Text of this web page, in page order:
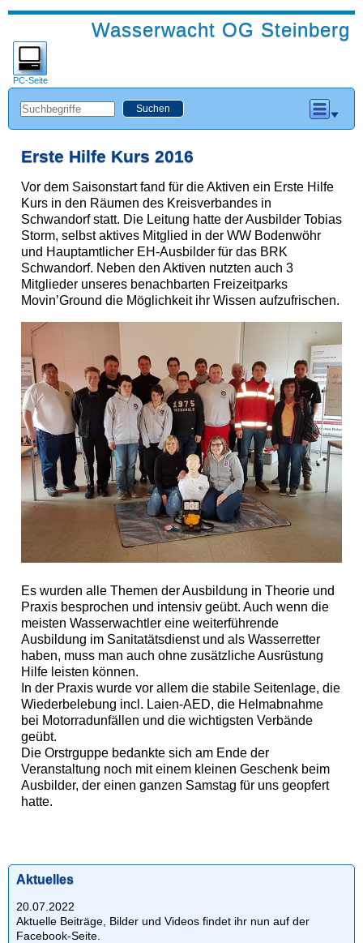
Wasserwacht OG Steinberg
PC-Seite
Erste Hilfe Kurs 2016
Vor dem Saisonstart fand für die Aktiven ein Erste Hilfe
Kurs in den Räumen des Kreisverbandes in
Schwandorf statt. Die Leitung hatte der Ausbilder Tobias
Storm, selbst aktives Mitglied in der WW Bodenwöhr
und Hauptamtlicher EH-Ausbilder für das BRK
Schwandorf. Neben den Aktiven nutzten auch 3
Mitglieder unseres benachbarten Freizeitparks
Movin’Ground die Möglichkeit ihr Wissen aufzufrischen.
Es wurden alle Themen der Ausbildung in Theorie und
Praxis besprochen und intensiv geübt. Auch wenn die
meisten Wasserwachtler eine weiterführende
Ausbildung im Sanitatätsdienst und als Wasserretter
haben, muss man auch ohne zusätzliche Ausrüstung
Hilfe leisten können.
In der Praxis wurde vor allem die stabile Seitenlage, die
Wiederbelebung incl. Laien-AED, die Helmabnahme
bei Motorradunfällen und die wichtigsten Verbände
geübt.
Die Orstrguppe bedankte sich am Ende der
Veranstaltung noch mit einem kleinen Geschenk beim
Ausbilder, der einen ganzen Samstag für uns geopfert
hatte.
Aktuelles
20.07.2022
Aktuelle Beiträge, Bilder und Videos findet ihr nun auf der
Facebook-Seite.